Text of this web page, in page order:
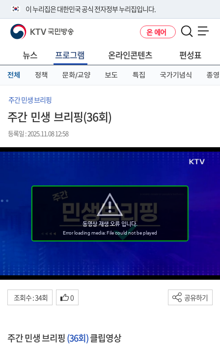
이 누리집은 대한민국 공식 전자정부 누리집입니다.
공식 누리집 주소 확인하기
니다.
이밖에 or.kr 또는 .kr등 다른 도메인 주소를 사용하고 있다면 아래 URL에
서 도메인 주소를 확인해 보세요
KTV 국민방송 온 에어
뉴스 프로그램 온라인콘텐츠 편성표
전체 정책 문화/교양 보도 특집 국가기념식 종영
주간 민생 브리핑
주간 민생 브리핑(36회)
등록일 : 2025.11.08 12:58
조회수 : 34회 0 공유하기
주간 민생 브리핑(36회)클립영상